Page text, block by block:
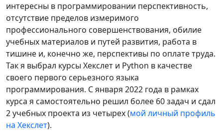
интересны в программировании перспективность,
отсутствие пределов измеримого
профессионального совершенствования, обилие
учебных материалов и путей развития, работа в
тишине и, конечно же, перспективы по оплате труда.
Так я выбрал курсы Хекслет и Python в качестве
своего первого серьезного языка
программирования. С января 2022 года в рамках
курса я самостоятельно решил более 60 задач и сдал
2 учебных проекта из четырех (мой личный профиль
на Хекслет).